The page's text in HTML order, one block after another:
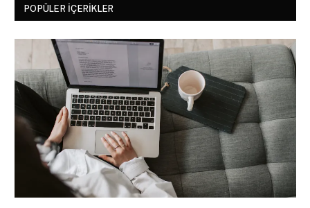
POPÜLER İÇERIKLER